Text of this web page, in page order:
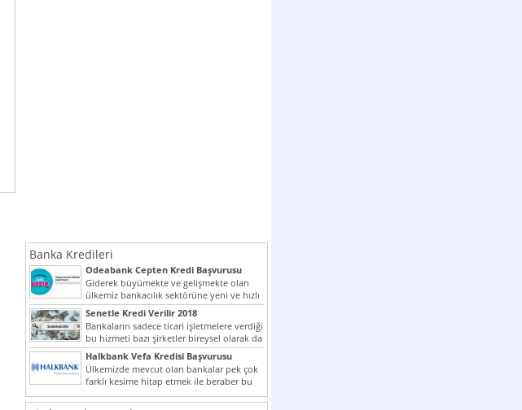
Banka Kredileri
Odeabank Cepten Kredi Başvurusu
KREDIM 8444
Giderek büyümekte ve gelişmekte olan
ülkemiz bankacılık sektörüne yeni ve hızlı
bir giriş yapmış olan...
Senetle Kredi Verilir 2018
Bankaların sadece ticari işletmelere verdiği
bu hizmeti bazı şirketler bireysel olarak da
vermektedir. Senetle kredi...
Halkbank Vefa Kredisi Başvurusu
Ülkemizde mevcut olan bankalar pek çok
farklı kesime hitap etmek ile beraber bu
noktada son...